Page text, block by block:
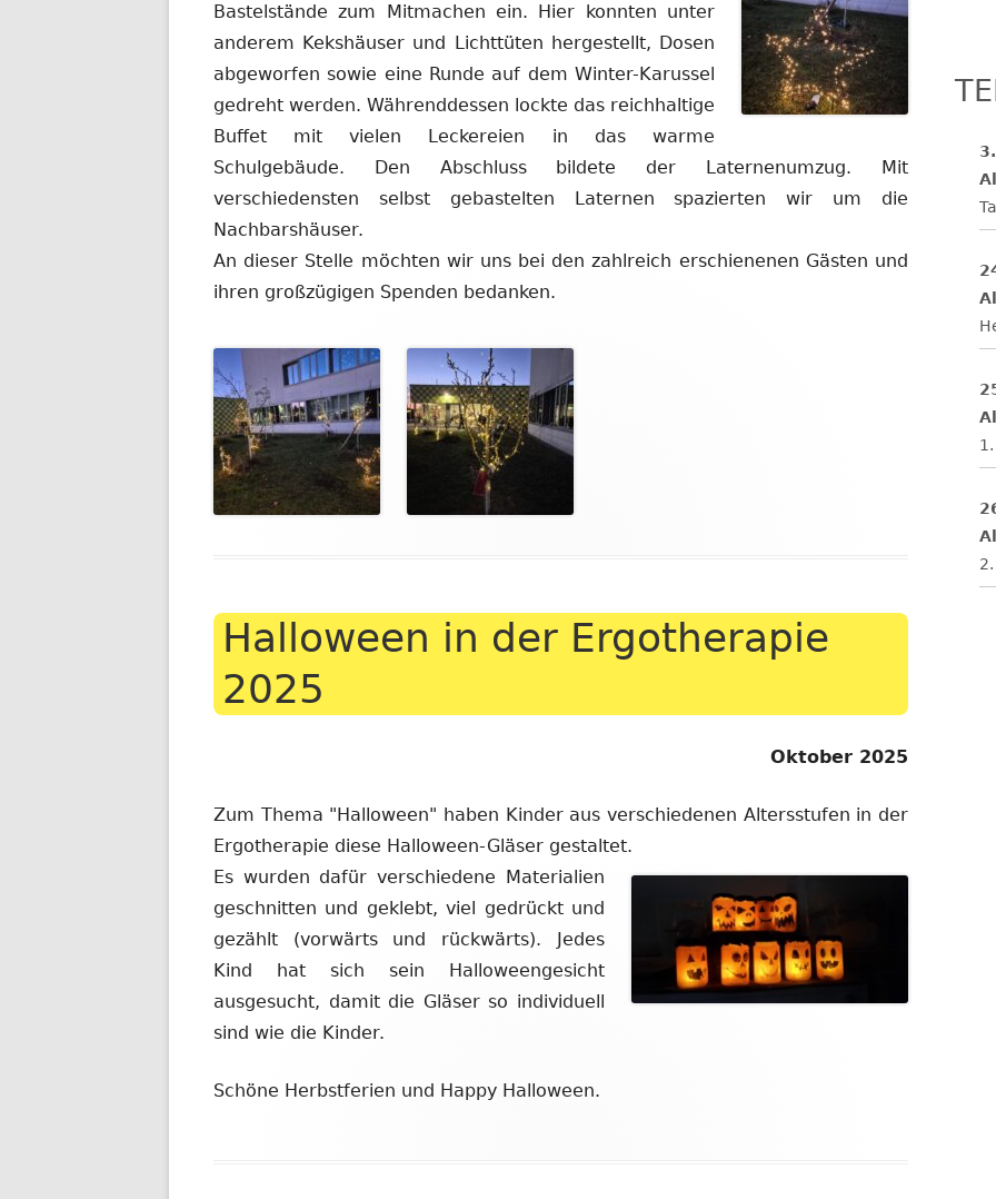
Bastelstände zum Mitmachen ein. Hier konnten unter
anderem Kekshäuser und Lichttüten hergestellt, Dosen
abgeworfen sowie eine Runde auf dem Winter-Karussel
gedreht werden. Währenddessen lockte das reichhaltige
Buffet mit vielen Leckereien in das warme
Schulgebäude. Den Abschluss bildete der Laternenumzug. Mit
verschiedensten selbst gebastelten Laternen spazierten wir um die
Nachbarshäuser.
An dieser Stelle möchten wir uns bei den zahlreich erschienenen Gästen und
ihren großzügigen Spenden bedanken.
Halloween in der Ergotherapie
2025
Oktober 2025
Zum Thema "Halloween" haben Kinder aus verschiedenen Altersstufen in der
Ergotherapie diese Halloween-Gläser gestaltet.
Es wurden dafür verschiedene Materialien
geschnitten und geklebt, viel gedrückt und
gezählt (vorwärts und rückwärts). Jedes
Kind hat sich sein Halloweengesicht
ausgesucht, damit die Gläser so individuell
sind wie die Kinder.
Schöne Herbstferien und Happy Halloween.